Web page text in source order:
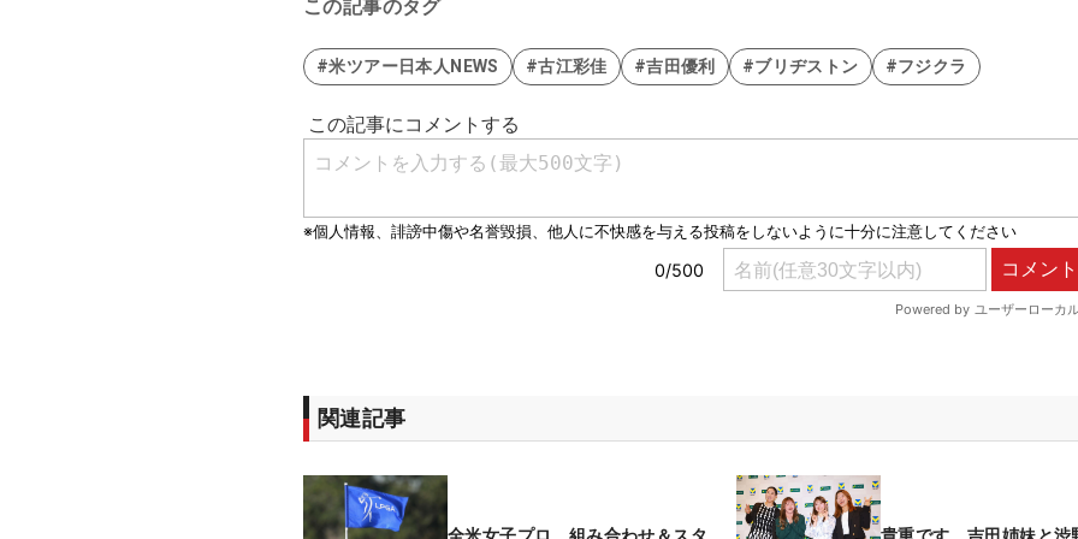
この記事のタグ
#米ツアー日本人NEWS #古江彩佳 #吉田優利 #ブリヂストン #フジクラ
関連記事